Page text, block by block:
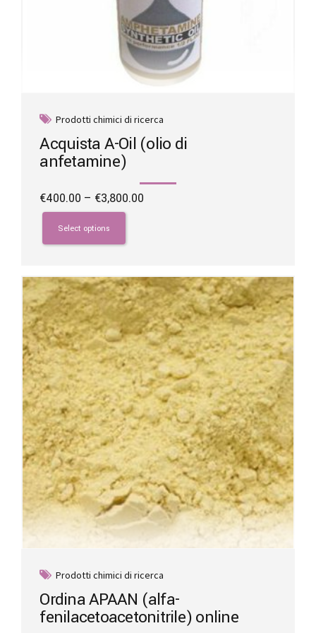
Prodotti chimici di ricerca
Acquista A-Oil (olio di
anfetamine)
€400.00 – €3,800.00
Select options
This
product
has
The
options
may
be
chosen
on
the
product
page
Prodotti chimici di ricerca
Ordina APAAN (alfa-
fenilacetoacetonitrile) online